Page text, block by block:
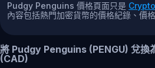
Pudgy Penguins 價格頁面只是
內容包括熱門加密貨幣的價格紀錄、價
將 Pudgy Penguins (PENGU) 兌
(CAD)